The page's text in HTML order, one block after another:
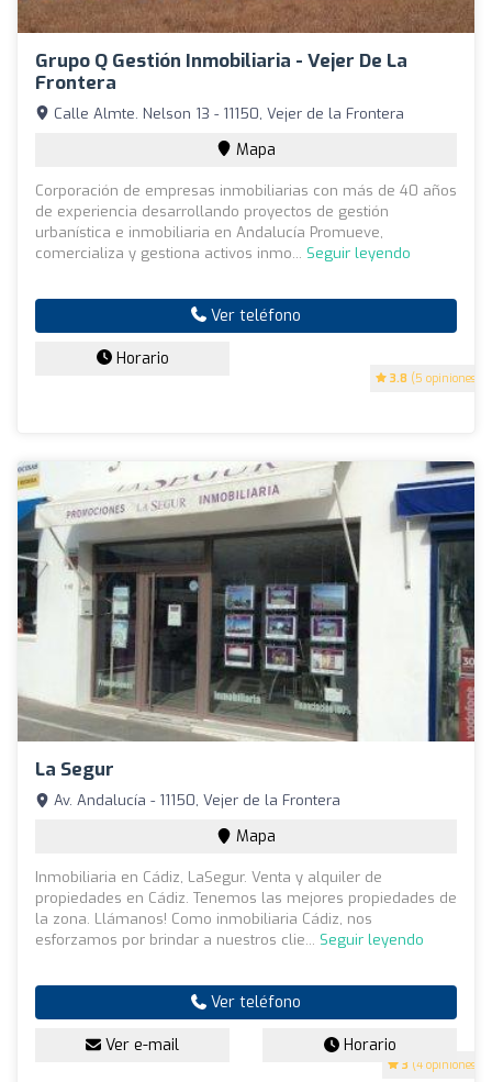
Grupo Q Gestión Inmobiliaria - Vejer De La
Frontera
3.8 (5 opiniones)
Calle Almte. Nelson 13 - 11150, Vejer de la Frontera
Mapa
Corporación de empresas inmobiliarias con más de 40 años
de experiencia desarrollando proyectos de gestión
urbanística e inmobiliaria en Andalucía Promueve,
comercializa y gestiona activos inmo... Seguir leyendo
Ver teléfono
Horario
La Segur
3 (4 opiniones)
Av. Andalucía - 11150, Vejer de la Frontera
Mapa
Inmobiliaria en Cádiz, LaSegur. Venta y alquiler de
propiedades en Cádiz. Tenemos las mejores propiedades de
la zona. Llámanos! Como inmobiliaria Cádiz, nos
esforzamos por brindar a nuestros clie... Seguir leyendo
Ver teléfono
Ver e-mail Horario